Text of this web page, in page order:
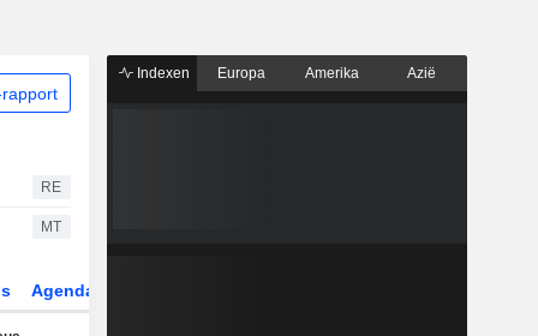
RE
MT
Agenda
Indexen Europa Amerika Azië